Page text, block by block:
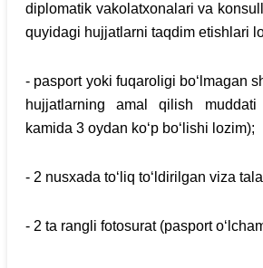
diplomatik vakolatxonalari va
quyidagi hujjatlarni taqdim etishlari
- pasport yoki fuqaroligi bo‘lmagan
hujjatlarning amal qilish muddati
kamida 3 oydan ko‘p bo‘lishi lozim);
- 2 nusxada to‘liq to‘ldirilgan viza
- 2 ta rangli fotosurat (pasport